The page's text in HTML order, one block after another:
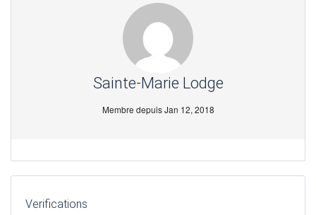
Sainte-Marie Lodge
Membre depuis Jan 12, 2018
Verifications